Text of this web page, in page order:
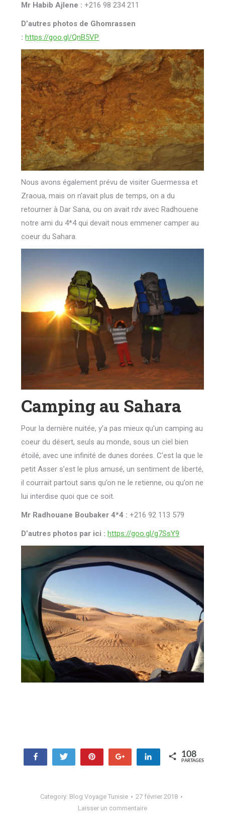
Mr Habib Ajlene : +216 98 234 211
D’autres photos de Ghomrassen
: https://goo.gl/QnB5VP
Nous avons également prévu de visiter Guermessa et
Zraoua, mais on n’avait plus de temps, on a du
retourner à Dar Sana, ou on avait rdv avec Radhouene
notre ami du 4*4 qui devait nous emmener camper au
coeur du Sahara.
Camping au Sahara
Pour la dernière nuitée, y’a pas mieux qu’un camping au
coeur du désert, seuls au monde, sous un ciel bien
étoilé, avec une infinité de dunes dorées. C’est la que le
petit Asser s’est le plus amusé, un sentiment de liberté,
il courrait partout sans qu’on ne le retienne, ou qu’on ne
lui interdise quoi que ce soit.
Mr Radhouane Boubaker 4*4 : +216 92 113 579
D’autres photos par ici : https://goo.gl/g7SsY9
Partagez Tweetez Enregistrer Partagez108
PARTAGES
Category: Blog Voyage Tunisie
27 février 2018
Laisser un commentaire